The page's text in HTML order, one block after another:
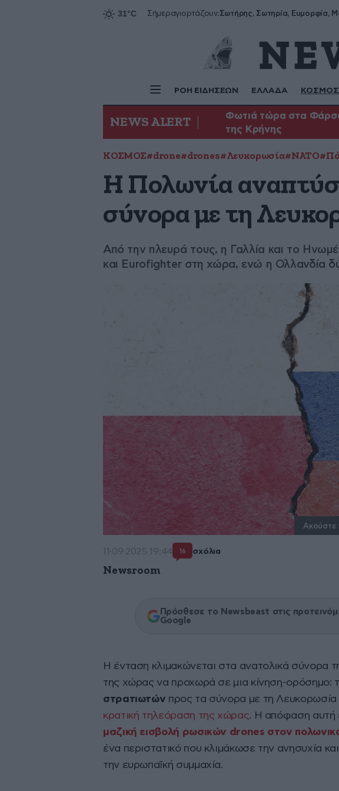
Σήμεραγιορτάζουν:
ΡΟΗ ΕΙΔΗΣΕΩΝ ΕΛΛΑΔΑ ΚΟΣΜΟΣ
NEWS ALERT
Φωτιά τώρα στα
της Κρήνης
ΚΟΣΜΟΣ#drone#drones#Λευκορωσία#ΝΑΤΟ
Η Πολωνία
σύνορα με τη
Από την πλευρά τους, η Γαλλία και το
και Eurofighter στη χώρα, ενώ η Ολλανδία
Ακούστε
11·09·2025 19:44 16 σχόλια
Newsroom
Πρόσθεσε το Newsbeast στις
Google
Η ένταση κλιμακώνεται στα ανατολικά σύνορα
της χώρας να προχωρά σε μια κίνηση-ορόσημο:
στρατιωτών προς τα σύνορα με τη
κρατική τηλεόραση της χώρας. Η απόφαση αυτή
μαζική εισβολή ρωσικών drones στον
ένα περιστατικό που κλιμάκωσε την ανησυχία
την ευρωπαϊκή συμμαχία.